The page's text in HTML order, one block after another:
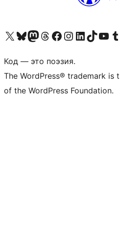
Посетите нас в X (ранее Twitter)
Посетите нашу учётную запись в Bluesky
Посетите нашу ленту в Mastodon
Посетите нашу учётную запись в Threads
Посетите нашу страницу на Facebook
Посетите наш Instagram
Посетите нашу страницу в LinkedIn
Посетите нашу учётную запись в TikTok
Посетите наш
Код — это поэзия.
The WordPress® trademark
of the WordPress Foundation.